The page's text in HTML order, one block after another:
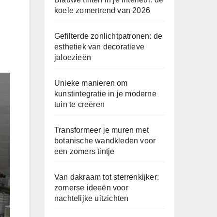
koele zomertrend van 2026
Gefilterde zonlichtpatronen: de
esthetiek van decoratieve
jaloezieën
Unieke manieren om
kunstintegratie in je moderne
tuin te creëren
Transformeer je muren met
botanische wandkleden voor
een zomers tintje
Van dakraam tot sterrenkijker:
zomerse ideeën voor
nachtelijke uitzichten